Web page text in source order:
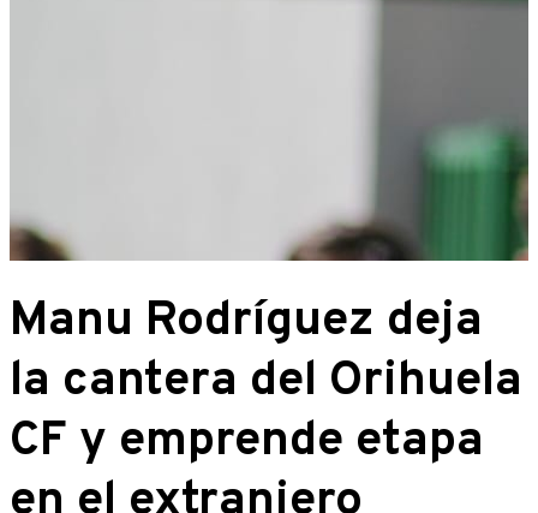
Manu Rodríguez deja
la cantera del Orihuela
CF y emprende etapa